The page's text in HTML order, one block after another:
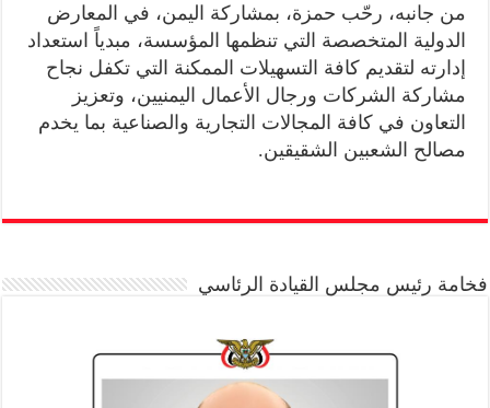
من جانبه، رحّب حمزة، بمشاركة اليمن، في المعارض
الدولية المتخصصة التي تنظمها المؤسسة، مبدياً استعداد
إدارته لتقديم كافة التسهيلات الممكنة التي تكفل نجاح
مشاركة الشركات ورجال الأعمال اليمنيين، وتعزيز
التعاون في كافة المجالات التجارية والصناعية بما يخدم
مصالح الشعبين الشقيقين.
فخامة رئيس مجلس القيادة الرئاسي